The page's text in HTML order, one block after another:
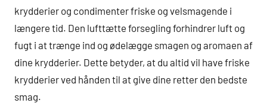
krydderier og condimenter friske og velsmagende i
længere tid. Den lufttætte forsegling forhindrer luft og
fugt i at trænge ind og ødelægge smagen og aromaen af
dine krydderier. Dette betyder, at du altid vil have friske
krydderier ved hånden til at give dine retter den bedste
smag.